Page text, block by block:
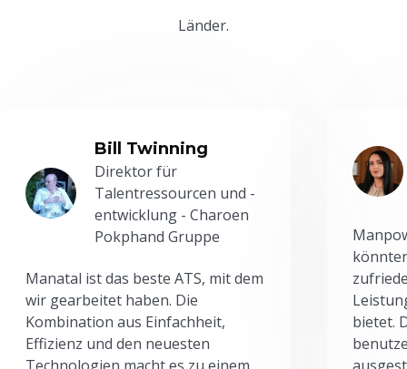
Länder.
Bill Twinning
Direktor für
Talentressourcen und -
entwicklung - Charoen
Pokphand Gruppe
Manatal ist das beste ATS, mit dem
wir gearbeitet haben. Die
Kombination aus Einfachheit,
Effizienz und den neuesten
bietet.